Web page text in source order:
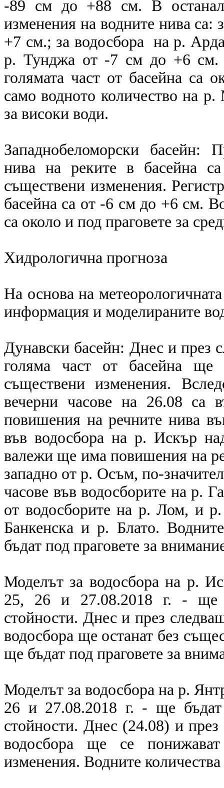
-89 см до +88 см. В
изменения на водните нива
+7 см.; за водосбора на р.
р. Тунджа от -7 см до +6 см.
голямата част от басейна са
само водното количество на
за високи води.
Западнобеломорски басейн:
нива на реките в басейна
съществени изменения.
басейна са от -6 см до +6 см.
са около и под праговете за
Хидрологична прогноза
На основа на
информация и моделираните
Дунавски басейн: Днес и през
голяма част от басейна
съществени изменения.
вечерни часове на 26.08 са
повишения на речните нива
във водосбора на р. Искър
валежи ще има повишения на
западно от р. Осъм, по-
часове във водосборите на р.
от водосборите на р. Лом, и
Банкенска и р. Блато.
бъдат под праговете за
Моделът за водосбора на р.
25, 26 и 27.08.2018 г. - ще
стойности. Днес и през
водосбора ще останат без
ще бъдат под праговете за
Моделът за водосбора на р.
26 и 27.08.2018 г. - ще бъдат
стойности. Днес (24.08) и
водосбора ще се
изменения. Водните